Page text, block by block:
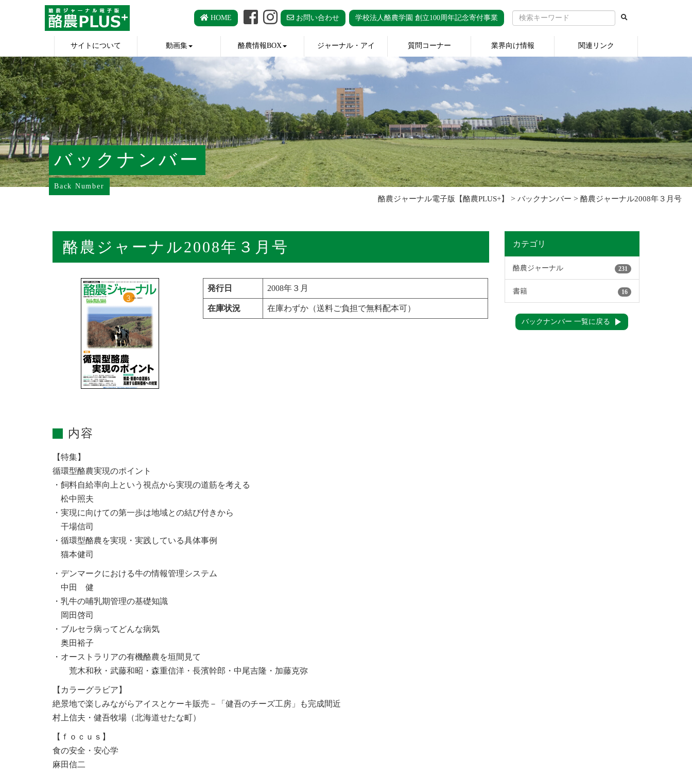
HOME お問い合わせ 学校法人酪農学園 創立100周年記念寄付事業
サイトについて 動画集 酪農情報BOX ジャーナル・アイ 質問コーナー 業界向け情報 関連リンク
バックナンバー
Back Number
酪農ジャーナル電子版【酪農PLUS+】 > バックナンバー > 酪農ジャーナル2008年３月号
酪農ジャーナル2008年３月号
発行日 2008年３月
在庫状況 在庫わずか（送料ご負担で無料配本可）
内容
【特集】
循環型酪農実現のポイント
・飼料自給率向上という視点から実現の道筋を考える
松中照夫
・実現に向けての第一歩は地域との結び付きから
干場信司
・循環型酪農を実現・実践している具体事例
猫本健司
・デンマークにおける牛の情報管理システム
中田 健
・乳牛の哺乳期管理の基礎知識
岡田啓司
・ブルセラ病ってどんな病気
奥田裕子
・オーストラリアの有機酪農を垣間見て
荒木和秋・武藤和昭・森重信洋・長濱幹郎・中尾吉隆・加藤克弥
【カラーグラビア】
絶景地で楽しみながらアイスとケーキ販売－「健吾のチーズ工房」も完成間近
村上信夫・健吾牧場（北海道せたな町）
【ｆｏｃｕｓ】
食の安全・安心学
麻田信二
カテゴリ
酪農ジャーナル 231
書籍 16
バックナンバー 一覧に戻る